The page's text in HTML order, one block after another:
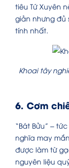
tiêu Tứ Xuyên
giản nhưng đủ
tính nhất.
Khoai tây
6. Cơm
“Bát Bửu” –
nghĩa may
được làm từ
nguyên liệu